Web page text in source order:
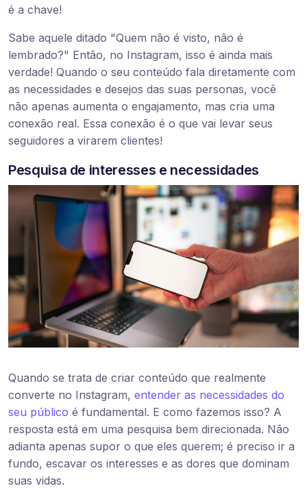
é a chave!
Sabe aquele ditado "Quem não é visto, não é
lembrado?" Então, no Instagram, isso é ainda mais
verdade! Quando o seu conteúdo fala diretamente com
as necessidades e desejos das suas personas, você
não apenas aumenta o engajamento, mas cria uma
conexão real. Essa conexão é o que vai levar seus
seguidores a virarem clientes!
Pesquisa de interesses e necessidades
Quando se trata de criar conteúdo que realmente
converte no Instagram, entender as necessidades do
seu público é fundamental. E como fazemos isso? A
resposta está em uma pesquisa bem direcionada. Não
adianta apenas supor o que eles querem; é preciso ir a
fundo, escavar os interesses e as dores que dominam
suas vidas.